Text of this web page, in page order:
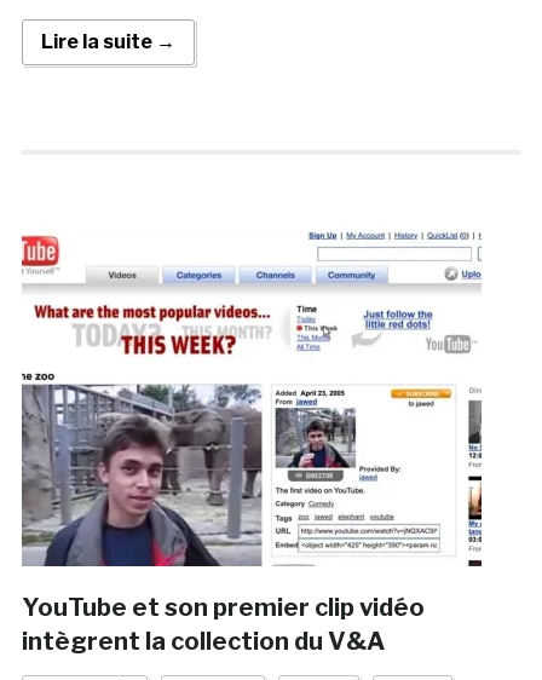
Lire la suite →
YouTube et son premier clip vidéo
intègrent la collection du V&A